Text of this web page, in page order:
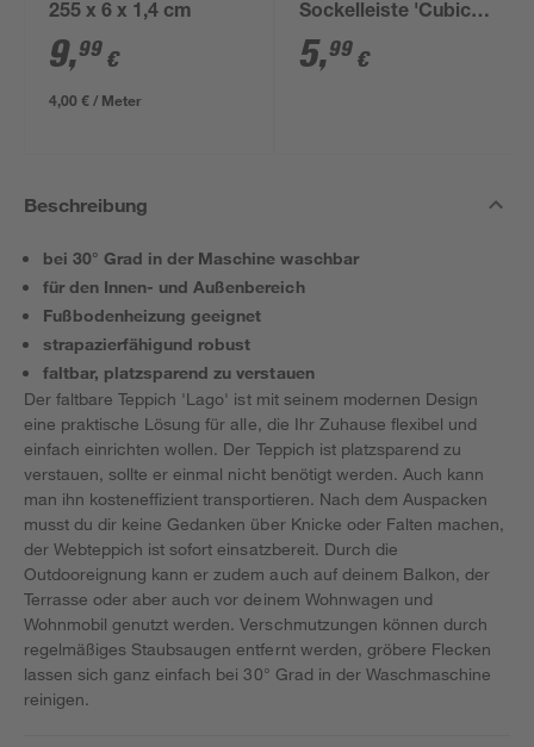
255 x 6 x 1,4 cm
9,99 €
4,00 € / Meter
Sockelleiste 'Cubica
LS 80' anthrazit
5,99 €
Beschreibung
bei 30° Grad in der Maschine waschbar
für den Innen- und Außenbereich
Fußbodenheizung geeignet
strapazierfähigund robust
faltbar, platzsparend zu verstauen
Der faltbare Teppich 'Lago' ist mit seinem modernen Design
eine praktische Lösung für alle, die Ihr Zuhause flexibel und
einfach einrichten wollen. Der Teppich ist platzsparend zu
verstauen, sollte er einmal nicht benötigt werden. Auch kann
man ihn kosteneffizient transportieren. Nach dem Auspacken
musst du dir keine Gedanken über Knicke oder Falten machen,
der Webteppich ist sofort einsatzbereit. Durch die
Outdooreignung kann er zudem auch auf deinem Balkon, der
Terrasse oder aber auch vor deinem Wohnwagen und
Wohnmobil genutzt werden. Verschmutzungen können durch
regelmäßiges Staubsaugen entfernt werden, gröbere Flecken
lassen sich ganz einfach bei 30° Grad in der Waschmaschine
reinigen.